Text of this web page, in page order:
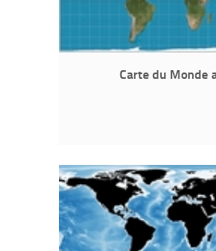
Carte du Monde